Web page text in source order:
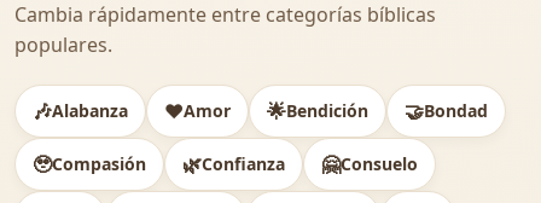
Cambia rápidamente entre categorías bíblicas
populares.
🎶Alabanza ❤️Amor 🌟Bendición 🤝Bondad
🥹Compasión 🌿Confianza 🤗Consuelo